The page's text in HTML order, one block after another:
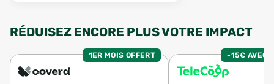
RÉDUISEZ ENCORE PLUS VOTRE IMPACT
1ER MOIS OFFERT -15€ AVEC